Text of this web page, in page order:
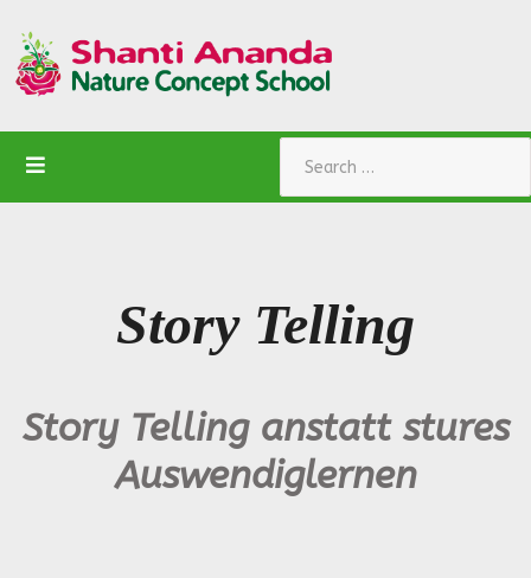
Story Telling
Story Telling anstatt stures
Auswendiglernen